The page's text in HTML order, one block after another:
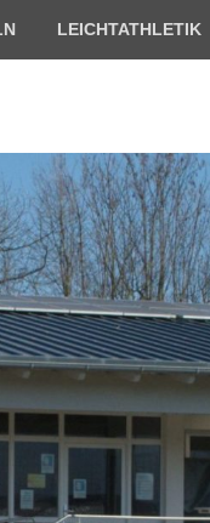
LEICHTATHLETIK